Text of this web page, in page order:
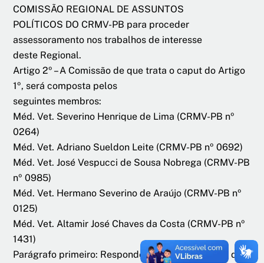
COMISSÃO REGIONAL DE ASSUNTOS
POLÍTICOS DO CRMV-PB para proceder
assessoramento nos trabalhos de interesse
deste Regional.
Artigo 2º – A Comissão de que trata o caput do Artigo
1º, será composta pelos
seguintes membros:
Méd. Vet. Severino Henrique de Lima (CRMV-PB nº
0264)
Méd. Vet. Adriano Sueldon Leite (CRMV-PB nº 0692)
Méd. Vet. José Vespucci de Sousa Nobrega (CRMV-PB
nº 0985)
Méd. Vet. Hermano Severino de Araújo (CRMV-PB nº
0125)
Méd. Vet. Altamir José Chaves da Costa (CRMV-PB nº
1431)
Parágrafo primeiro: Responderá pela presidência da